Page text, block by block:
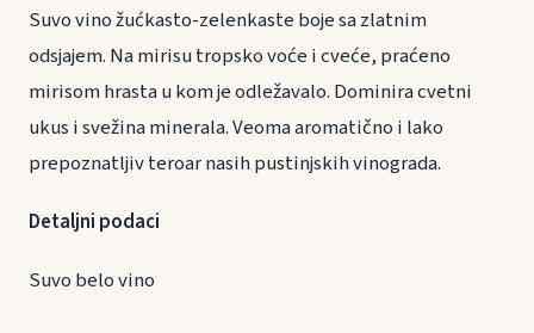
Suvo vino žućkasto-zelenkaste boje sa zlatnim
odsjajem. Na mirisu tropsko voće i cveće, praćeno
mirisom hrasta u kom je odležavalo. Dominira cvetni
ukus i svežina minerala. Veoma aromatično i lako
prepoznatljiv teroar nasih pustinjskih vinograda.
Detaljni podaci
Suvo belo vino